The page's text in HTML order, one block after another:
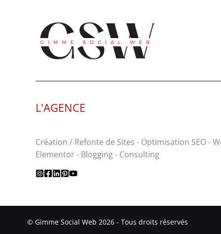
L'AGENCE
Création / Refonte de Sites - Optimisation SEO -
Elementor - Blogging - Consulting
© Gimme Social Web 2026 - Tous droits réservés